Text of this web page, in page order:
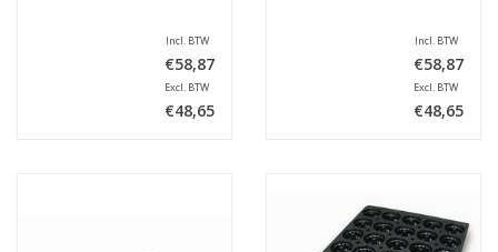
Incl. BTW
€58,87
Excl. BTW
€48,65
Incl. BTW
€58,87
Excl. BTW
€48,65